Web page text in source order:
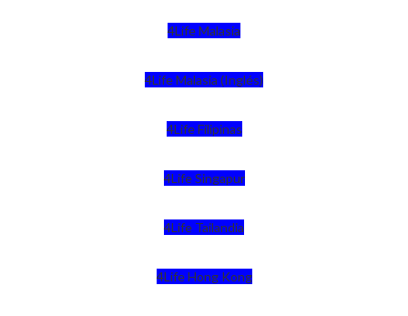
4Life Malasia
4Life Malasia (Inglés)
4Life Filipinas
4Life Singapur
4Life Tailandia
4Life Hong Kong